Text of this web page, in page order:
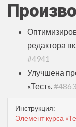
редактора
#4941
Улучшена
«Тест». #4863
Инструкция:
Элемент курса